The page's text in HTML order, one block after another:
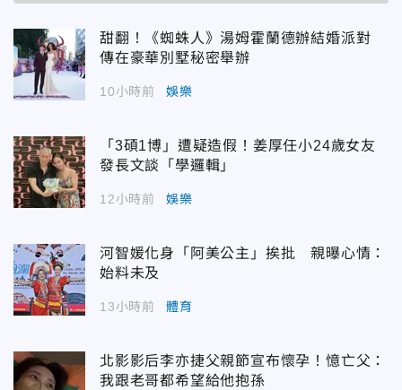
甜翻！《蜘蛛人》湯姆霍蘭德辦結婚派對
傳在豪華別墅秘密舉辦
10小時前 娛樂
「3碩1博」遭疑造假！姜厚任小24歲女友
發長文談「學邏輯」
12小時前 娛樂
河智媛化身「阿美公主」挨批 親曝心情：
始料未及
13小時前 體育
北影影后李亦捷父親節宣布懷孕！憶亡父：
我跟老哥都希望給他抱孫